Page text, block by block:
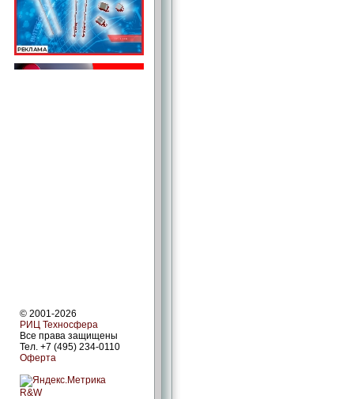
© 2001-2026
РИЦ Техносфера
Все права защищены
Тел. +7 (495) 234-0110
Оферта
R&W